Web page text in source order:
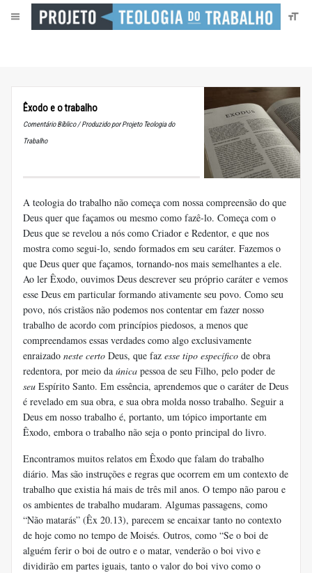
Êxodo e o trabalho
Comentário Bíblico / Produzido por Projeto Teologia do
Trabalho
A teologia do trabalho não começa com nossa compreensão do que
Deus quer que façamos ou mesmo como fazê-lo. Começa com o
Deus que se revelou a nós como Criador e Redentor, e que nos
mostra como segui-lo, sendo formados em seu caráter. Fazemos o
que Deus quer que façamos, tornando-nos mais semelhantes a ele.
Ao ler Êxodo, ouvimos Deus descrever seu próprio caráter e vemos
esse Deus em particular formando ativamente seu povo. Como seu
povo, nós cristãos não podemos nos contentar em fazer nosso
trabalho de acordo com princípios piedosos, a menos que
compreendamos essas verdades como algo exclusivamente
enraizado neste certo Deus, que faz esse tipo específico de obra
redentora, por meio da única pessoa de seu Filho, pelo poder de
seu Espírito Santo. Em essência, aprendemos que o caráter de Deus
é revelado em sua obra, e sua obra molda nosso trabalho. Seguir a
Deus em nosso trabalho é, portanto, um tópico importante em
Êxodo, embora o trabalho não seja o ponto principal do livro.
Encontramos muitos relatos em Êxodo que falam do trabalho
diário. Mas são instruções e regras que ocorrem em um contexto de
trabalho que existia há mais de três mil anos. O tempo não parou e
os ambientes de trabalho mudaram. Algumas passagens, como
“Não matarás” (Êx 20.13), parecem se encaixar tanto no contexto
de hoje como no tempo de Moisés. Outros, como “Se o boi de
alguém ferir o boi de outro e o matar, venderão o boi vivo e
dividirão em partes iguais, tanto o valor do boi vivo como o